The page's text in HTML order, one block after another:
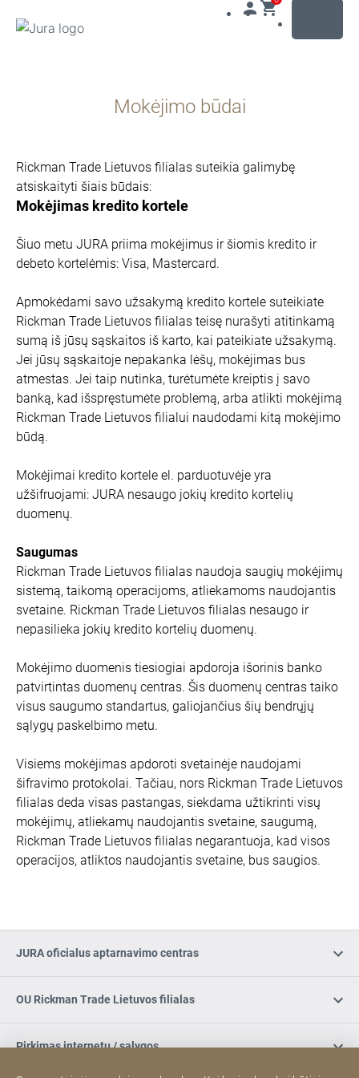
paieškos
Mokėjimo būdai
Rickman Trade Lietuvos filialas suteikia galimybę
atsiskaityti šiais būdais:
Mokėjimas kredito kortele
Šiuo metu JURA priima mokėjimus ir šiomis kredito ir
debeto kortelėmis: Visa, Mastercard.
Apmokėdami savo užsakymą kredito kortele suteikiate
Rickman Trade Lietuvos filialas teisę nurašyti atitinkamą
sumą iš jūsų sąskaitos iš karto, kai pateikiate užsakymą.
Jei jūsų sąskaitoje nepakanka lėšų, mokėjimas bus
atmestas. Jei taip nutinka, turėtumėte kreiptis į savo
banką, kad išspręstumėte problemą, arba atlikti mokėjimą
Rickman Trade Lietuvos filialui naudodami kitą mokėjimo
būdą.
Mokėjimai kredito kortele el. parduotuvėje yra
užšifruojami: JURA nesaugo jokių kredito kortelių
duomenų.
Saugumas
Rickman Trade Lietuvos filialas naudoja saugių mokėjimų
sistemą, taikomą operacijoms, atliekamoms naudojantis
svetaine. Rickman Trade Lietuvos filialas nesaugo ir
nepasilieka jokių kredito kortelių duomenų.
Mokėjimo duomenis tiesiogiai apdoroja išorinis banko
patvirtintas duomenų centras. Šis duomenų centras taiko
visus saugumo standartus, galiojančius šių bendrųjų
sąlygų paskelbimo metu.
Visiems mokėjimas apdoroti svetainėje naudojami
šifravimo protokolai. Tačiau, nors Rickman Trade Lietuvos
filialas deda visas pastangas, siekdama užtikrinti visų
mokėjimų, atliekamų naudojantis svetaine, saugumą,
Rickman Trade Lietuvos filialas negarantuoja, kad visos
operacijos, atliktos naudojantis svetaine, bus saugios.
JURA oficialus aptarnavimo centras
OU Rickman Trade Lietuvos filialas
Pirkimas internetu / sąlygos